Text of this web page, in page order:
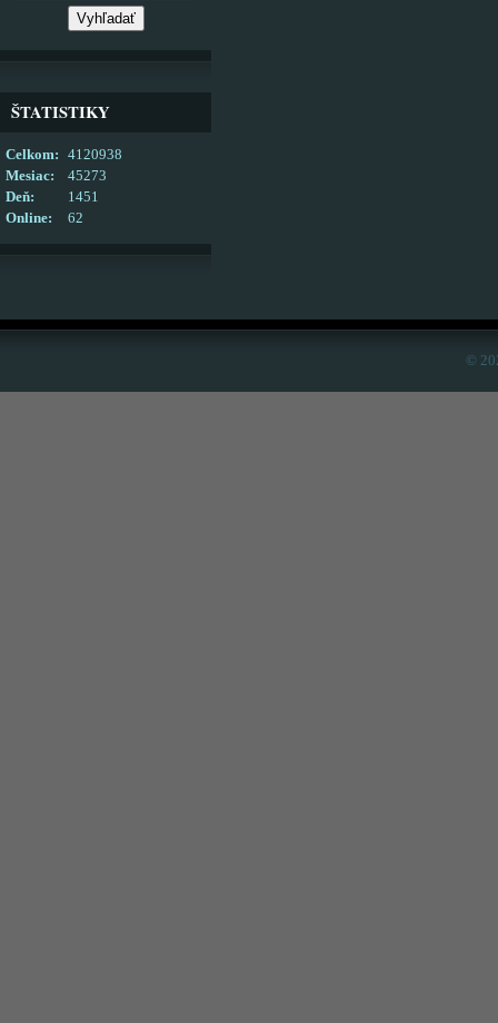
ŠTATISTIKY
Online: 62
Celkom:
4120938
Mesiac:
45273
Deň:
1451
©